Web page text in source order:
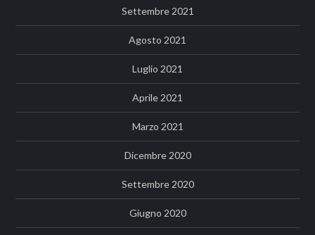
Settembre 2021
Agosto 2021
Luglio 2021
Aprile 2021
Marzo 2021
Dicembre 2020
Settembre 2020
Giugno 2020